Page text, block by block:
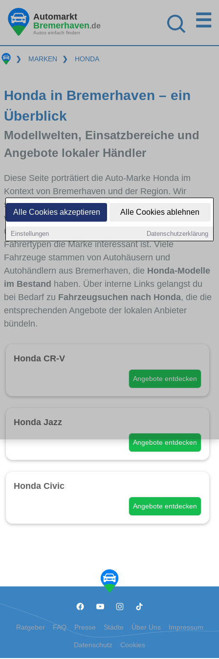
Alle Cookies akzeptieren Alle Cookies ablehnen
Einstellungen Datenschutzerklärung
Automarkt
Bremerhaven.de
Autos einfach finden
☰
❯ MARKEN ❯ HONDA
Honda in Bremerhaven – ein
Überblick
Modellwelten, Einsatzbereiche und
Angebote lokaler Händler
Diese Seite porträtiert die Auto-Marke Honda im
Kontext von Bremerhaven und der Region. Wir
skizzieren, in welchen Fahrzeugklassen Honda stark
vertreten ist, welche Modellreihen häufig im Stadt-
und Umlandverkehr zu sehen sind und für welche
Fahrertypen die Marke interessant ist. Viele
Fahrzeuge stammen von Autohäusern und
Autohändlern aus Bremerhaven, die Honda-Modelle
im Bestand haben. Über interne Links gelangst du
bei Bedarf zu Fahrzeugsuchen nach Honda, die die
entsprechenden Angebote der lokalen Anbieter
bündeln.
Honda CR-V
Angebote entdecken
Honda Jazz
Angebote entdecken
Honda Civic
Angebote entdecken
Ratgeber FAQ Presse Städte Über Uns Impressum
Datenschutz Cookies